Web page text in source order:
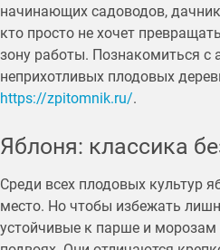
начинающих садоводов,
кто просто не хочет
зону работы. Познакомиться с
неприхотливых плодовых
https://zpitomnik.ru/.
Яблоня: классика
Среди всех плодовых культур
место. Но чтобы избежать
устойчивые к парше и морозам